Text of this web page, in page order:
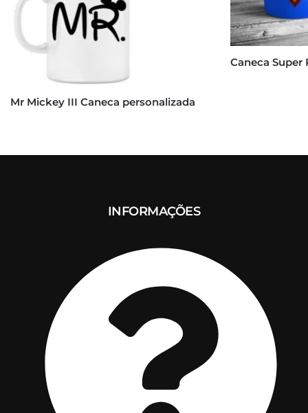
Mr Mickey III Caneca personalizada
Caneca Super
INFORMAÇÕES